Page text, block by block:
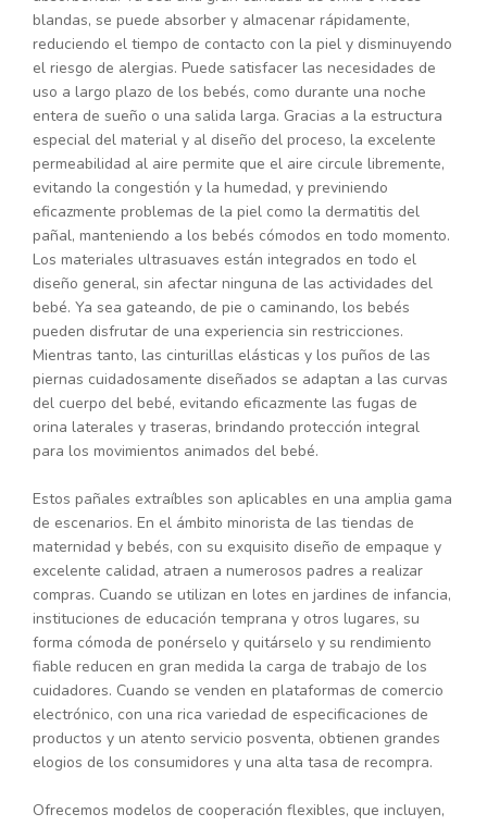
blandas, se puede absorber y almacenar rápidamente,
reduciendo el tiempo de contacto con la piel y disminuyendo
el riesgo de alergias. Puede satisfacer las necesidades de
uso a largo plazo de los bebés, como durante una noche
entera de sueño o una salida larga. Gracias a la estructura
especial del material y al diseño del proceso, la excelente
permeabilidad al aire permite que el aire circule libremente,
evitando la congestión y la humedad, y previniendo
eficazmente problemas de la piel como la dermatitis del
pañal, manteniendo a los bebés cómodos en todo momento.
Los materiales ultrasuaves están integrados en todo el
diseño general, sin afectar ninguna de las actividades del
bebé. Ya sea gateando, de pie o caminando, los bebés
pueden disfrutar de una experiencia sin restricciones.
Mientras tanto, las cinturillas elásticas y los puños de las
piernas cuidadosamente diseñados se adaptan a las curvas
del cuerpo del bebé, evitando eficazmente las fugas de
orina laterales y traseras, brindando protección integral
para los movimientos animados del bebé.
Estos pañales extraíbles son aplicables en una amplia gama
de escenarios. En el ámbito minorista de las tiendas de
maternidad y bebés, con su exquisito diseño de empaque y
excelente calidad, atraen a numerosos padres a realizar
compras. Cuando se utilizan en lotes en jardines de infancia,
instituciones de educación temprana y otros lugares, su
forma cómoda de ponérselo y quitárselo y su rendimiento
fiable reducen en gran medida la carga de trabajo de los
cuidadores. Cuando se venden en plataformas de comercio
electrónico, con una rica variedad de especificaciones de
productos y un atento servicio posventa, obtienen grandes
elogios de los consumidores y una alta tasa de recompra.
Ofrecemos modelos de cooperación flexibles, que incluyen,